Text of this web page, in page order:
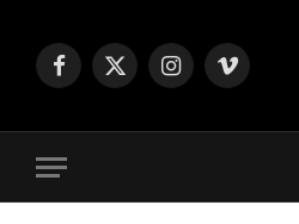
Facebook
X
Instagram
Vimeo